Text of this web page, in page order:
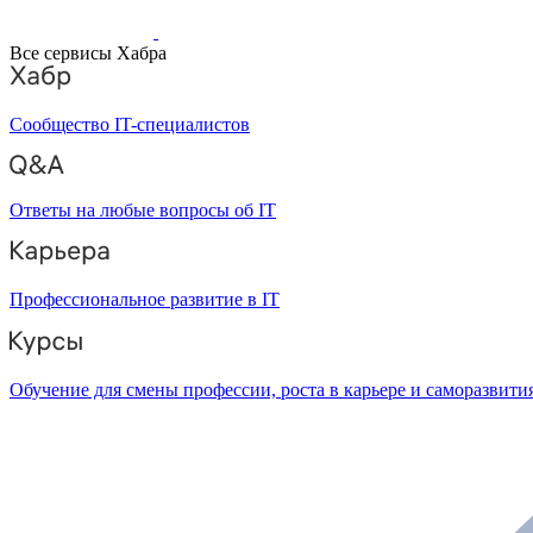
Все сервисы Хабра
Сообщество IT-специалистов
Ответы на любые вопросы об IT
Профессиональное развитие в IT
Обучение для смены профессии, роста в карьере и